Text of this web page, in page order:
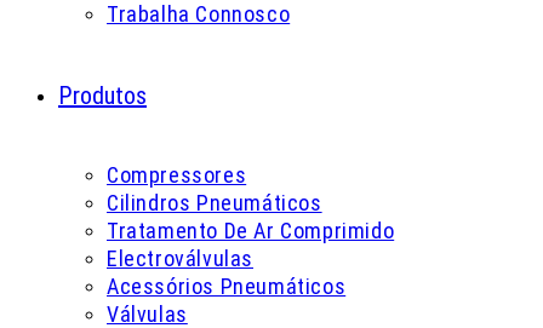
Trabalha Connosco
Produtos
Compressores
Cilindros Pneumáticos
Tratamento De Ar Comprimido
Electroválvulas
Acessórios Pneumáticos
Válvulas